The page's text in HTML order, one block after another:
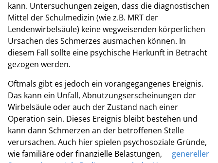
kann. Untersuchungen zeigen, dass die diagnostischen
Mittel der Schulmedizin (wie z.B. MRT der
Lendenwirbelsäule) keine wegweisenden körperlichen
Ursachen des Schmerzes ausmachen können. In
diesem Fall sollte eine psychische Herkunft in Betracht
gezogen werden.
Oftmals gibt es jedoch ein vorangegangenes Ereignis.
Das kann ein Unfall, Abnutzungserscheinungen der
Wirbelsäule oder auch der Zustand nach einer
Operation sein. Dieses Ereignis bleibt bestehen und
kann dann Schmerzen an der betroffenen Stelle
verursachen. Auch hier spielen psychosoziale Gründe,
wie familiäre oder finanzielle Belastungen,
genereller